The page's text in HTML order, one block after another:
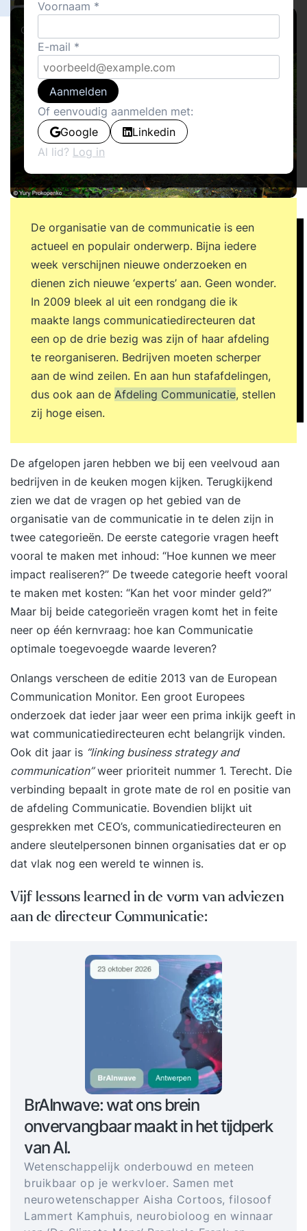
Columns
De organisatie van de communicatie is een
actueel en populair onderwerp. Bijna iedere
week verschijnen nieuwe onderzoeken en
dienen zich nieuwe ‘experts’ aan. Geen wonder.
In 2009 bleek al uit een rondgang die ik
maakte langs communicatiedirecteuren dat
een op de drie bezig was zijn of haar afdeling
te reorganiseren. Bedrijven moeten scherper
aan de wind zeilen. En aan hun stafafdelingen,
dus ook aan de Afdeling Communicatie, stellen
zij hoge eisen.
De afgelopen jaren hebben we bij een veelvoud aan
bedrijven in de keuken mogen kijken. Terugkijkend
zien we dat de vragen op het gebied van de
organisatie van de communicatie in te delen zijn in
twee categorieën. De eerste categorie vragen heeft
vooral te maken met inhoud: “Hoe kunnen we meer
impact realiseren?” De tweede categorie heeft vooral
te maken met kosten: “Kan het voor minder geld?”
Maar bij beide categorieën vragen komt het in feite
neer op één kernvraag: hoe kan Communicatie
optimale toegevoegde waarde leveren?
Onlangs verscheen de editie 2013 van de European
Communication Monitor. Een groot Europees
onderzoek dat ieder jaar weer een prima inkijk geeft in
wat communicatiedirecteuren echt belangrijk vinden.
Ook dit jaar is “linking business strategy and
communication”weer prioriteit nummer 1. Terecht. Die
verbinding bepaalt in grote mate de rol en positie van
de afdeling Communicatie. Bovendien blijkt uit
gesprekken met CEO’s, communicatiedirecteuren en
andere sleutelpersonen binnen organisaties dat er op
dat vlak nog een wereld te winnen is.
Vijf lessons learned in de vorm van adviezen
aan de directeur Communicatie:
BrAInwave: wat ons brein
onvervangbaar maakt in het tijdperk
van AI.
Wetenschappelijk onderbouwd en meteen
bruikbaar op je werkvloer. Samen met
neurowetenschapper Aisha Cortoos, filosoof
Lammert Kamphuis, neurobioloog en winnaar
Voornaam
E-mail
Aanmelden
Of eenvoudig aanmelden met:
Google
Linkedin
Al lid? Log in